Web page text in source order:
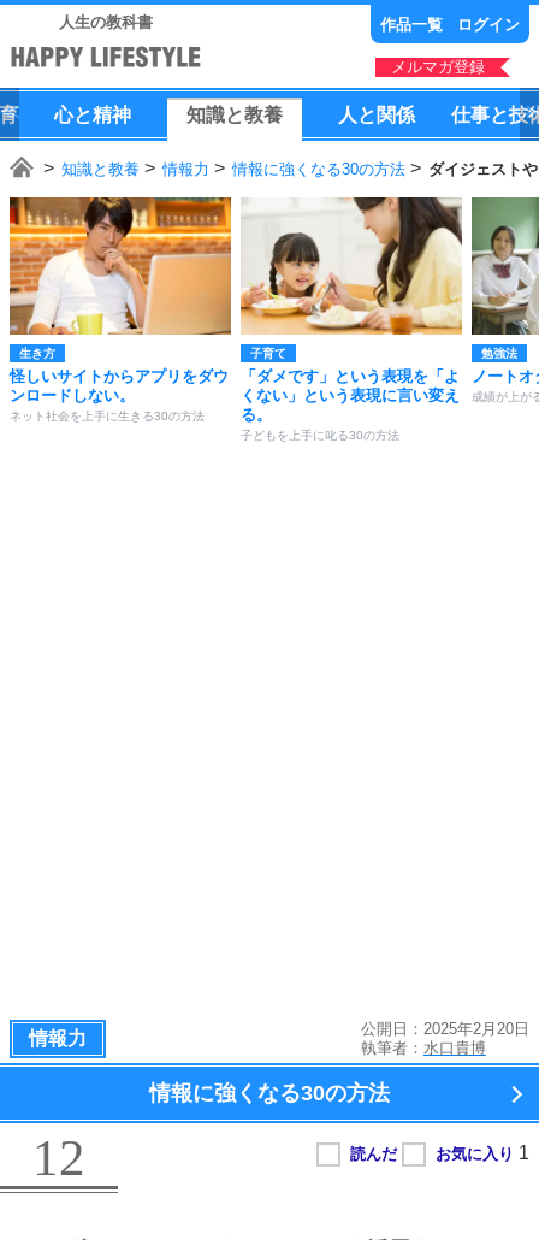
人生の教科書 作品一覧 ログイン
メルマガ登録
心と精神 知識と教養 人 と 関係 仕事と技
知識と教養 情報力 情報に強くなる30の方法 ダイジェスト
生き方
怪しいサイトからアプリをダウ
ンロードしない。
ネット社会を上手に生きる30の方法
子育て
「ダメです」という表現を「よ
くない」という表現に言い変え
る。
子どもを上手に叱る30の方法
勉強法
ノート
成績が上が
情報力
公開日：2025年2月20日
執筆者： 水口貴博
情報に強くなる30の方法
12